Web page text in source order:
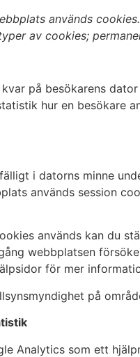
används
av cookies;
på besökarens
hur en besökare
i datorns minne
används session
används kan du
webbplatsen
för mer
på
Analytics som ett